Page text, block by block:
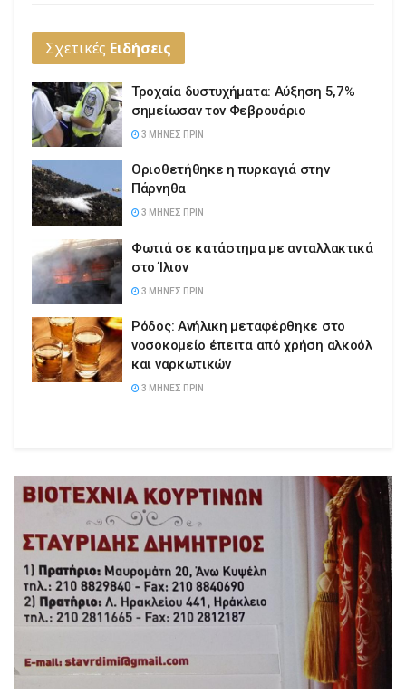
Σχετικές Ειδήσεις
Τροχαία δυστυχήματα: Αύξηση 5,7%
σημείωσαν τον Φεβρουάριο
3 ΜΉΝΕΣ ΠΡΙΝ
Οριοθετήθηκε η πυρκαγιά στην
Πάρνηθα
3 ΜΉΝΕΣ ΠΡΙΝ
Φωτιά σε κατάστημα με ανταλλακτικά
στο Ίλιον
3 ΜΉΝΕΣ ΠΡΙΝ
Ρόδος: Ανήλικη μεταφέρθηκε στο
νοσοκομείο έπειτα από χρήση αλκοόλ
και ναρκωτικών
3 ΜΉΝΕΣ ΠΡΙΝ